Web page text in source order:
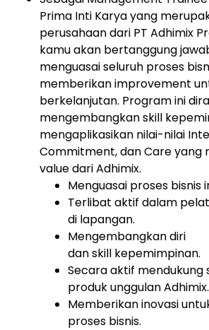
Prima Inti Karya yang
perusahaan dari PT Adhimix
kamu akan bertanggung
menguasai seluruh proses
memberikan improvement
berkelanjutan. Program ini
mengembangkan skill
mengaplikasikan nilai-nilai
Commitment, dan Care yang
value dari Adhimix.
Menguasai proses bisnis
Terlibat aktif dalam
di lapangan.
Mengembangkan diri
dan skill kepemimpinan.
Secara aktif mendukung
produk unggulan Adhimix.
Memberikan inovasi
proses bisnis.